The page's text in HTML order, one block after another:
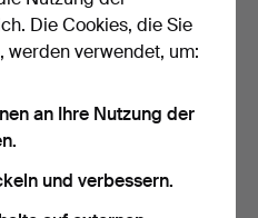
Die Cookies, die Sie
werden verwendet, um:
an Ihre Nutzung der
und verbessern.